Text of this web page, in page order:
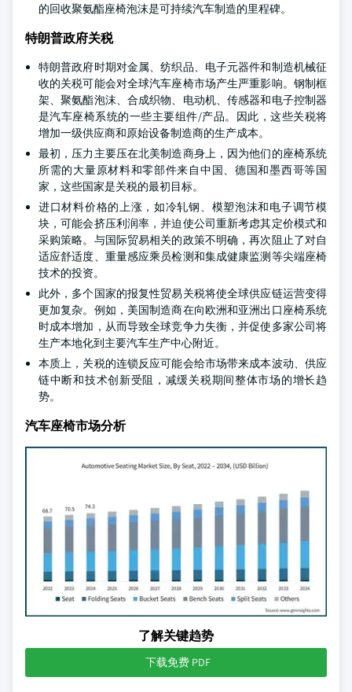
的回收聚氨酯座椅泡沫是可持续汽车制造的里程碑。
特朗普政府关税
特朗普政府时期对金属、纺织品、电子元器件和制造机械征
收的关税可能会对全球汽车座椅市场产生严重影响。钢制框
架、聚氨酯泡沫、合成织物、电动机、传感器和电子控制器
是汽车座椅系统的一些主要组件/产品。因此，这些关税将
增加一级供应商和原始设备制造商的生产成本。
最初，压力主要压在北美制造商身上，因为他们的座椅系统
所需的大量原材料和零部件来自中国、德国和墨西哥等国
家，这些国家是关税的最初目标。
进口材料价格的上涨，如冷轧钢、模塑泡沫和电子调节模
块，可能会挤压利润率，并迫使公司重新考虑其定价模式和
采购策略。与国际贸易相关的政策不明确，再次阻止了对自
适应舒适度、重量感应乘员检测和集成健康监测等尖端座椅
技术的投资。
此外，多个国家的报复性贸易关税将使全球供应链运营变得
更加复杂。例如，美国制造商在向欧洲和亚洲出口座椅系统
时成本增加，从而导致全球竞争力失衡，并促使多家公司将
生产本地化到主要汽车生产中心附近。
本质上，关税的连锁反应可能会给市场带来成本波动、供应
链中断和技术创新受阻，减缓关税期间整体市场的增长趋
势。
汽车座椅市场分析
了解关键趋势
下载免费 PDF